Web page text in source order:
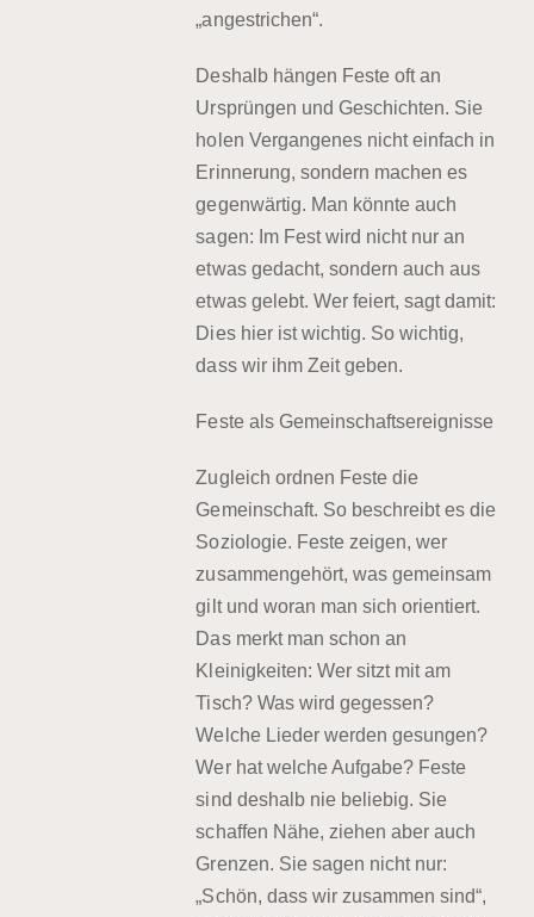
„angestrichen“.
Deshalb hängen Feste oft an
Ursprüngen und Geschichten. Sie
holen Vergangenes nicht einfach in
Erinnerung, sondern machen es
gegenwärtig. Man könnte auch
sagen: Im Fest wird nicht nur an
etwas gedacht, sondern auch aus
etwas gelebt. Wer feiert, sagt damit:
Dies hier ist wichtig. So wichtig,
dass wir ihm Zeit geben.
Feste als Gemeinschaftsereignisse
Zugleich ordnen Feste die
Gemeinschaft. So beschreibt es die
Soziologie. Feste zeigen, wer
zusammengehört, was gemeinsam
gilt und woran man sich orientiert.
Das merkt man schon an
Kleinigkeiten: Wer sitzt mit am
Tisch? Was wird gegessen?
Welche Lieder werden gesungen?
Wer hat welche Aufgabe? Feste
sind deshalb nie beliebig. Sie
schaffen Nähe, ziehen aber auch
Grenzen. Sie sagen nicht nur:
„Schön, dass wir zusammen sind“,